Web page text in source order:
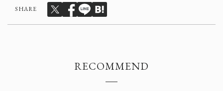
SHARE
RECOMMEND